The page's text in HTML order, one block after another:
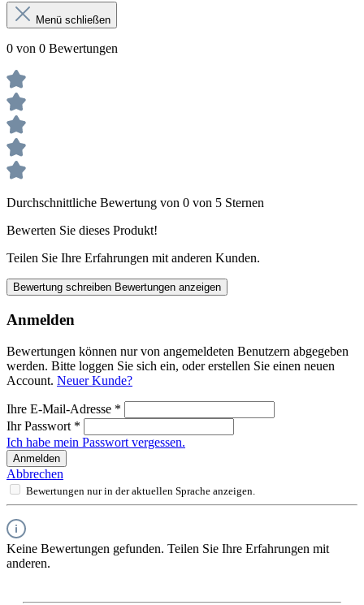
Menü schließen
0 von 0 Bewertungen
Durchschnittliche Bewertung von 0 von 5 Sternen
Bewerten Sie dieses Produkt!
Teilen Sie Ihre Erfahrungen mit anderen Kunden.
Bewertung schreiben Bewertungen anzeigen
Anmelden
Bewertungen können nur von angemeldeten Benutzern abgegeben
werden. Bitte loggen Sie sich ein, oder erstellen Sie einen neuen
Account. Neuer Kunde?
Ihre E-Mail-Adresse *
Ihr Passwort *
Ich habe mein Passwort vergessen.
Anmelden
Abbrechen
Bewertungen nur in der aktuellen Sprache anzeigen.
Keine Bewertungen gefunden. Teilen Sie Ihre Erfahrungen mit
anderen.